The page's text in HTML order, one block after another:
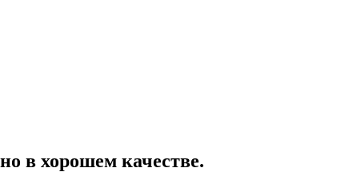
в хорошем качестве.